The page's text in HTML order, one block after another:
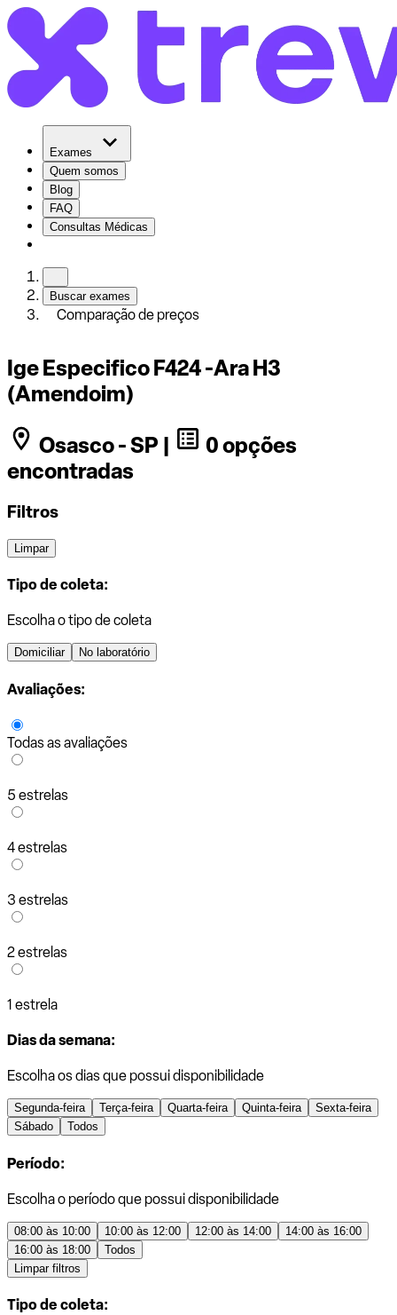
Exames
Quem somos
Blog
FAQ
Consultas Médicas
Buscar exames
Comparação de preços
Ige Especifico F424 -Ara H3
(Amendoim)
Osasco - SP |
0 opções
encontradas
Filtros
Limpar
Tipo de coleta:
Escolha o tipo de coleta
Domiciliar No laboratório
Avaliações:
Todas as avaliações
5 estrelas
4 estrelas
3 estrelas
2 estrelas
1 estrela
Dias da semana:
Escolha os dias que possui disponibilidade
Segunda-feira Terça-feira Quarta-feira Quinta-feira
Sexta-feira
Sábado
Todos
Período:
Escolha o período que possui disponibilidade
08:00 às 10:00 10:00 às 12:00 12:00 às 14:00
14:00 às 16:00
16:00 às 18:00
Todos
Limpar filtros
Tipo de coleta: